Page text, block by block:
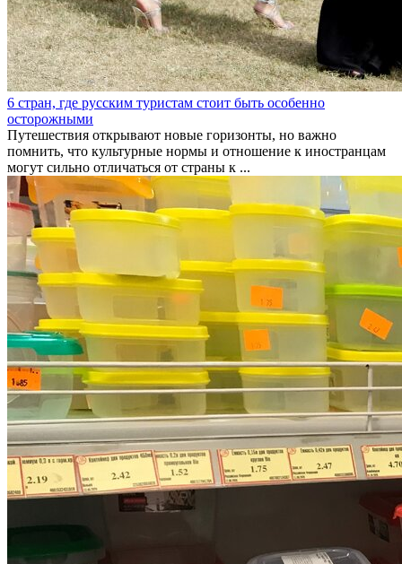
6 стран, где русским туристам стоит быть особенно
осторожными
Путешествия открывают новые горизонты, но важно
помнить, что культурные нормы и отношение к иностранцам
могут сильно отличаться от страны к ...